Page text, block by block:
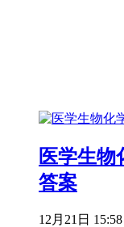
医学生物
答案
12月21日 15:58